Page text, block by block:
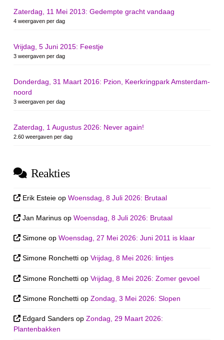
Zaterdag, 11 Mei 2013: Gedempte gracht vandaag
4 weergaven per dag
Vrijdag, 5 Juni 2015: Feestje
3 weergaven per dag
Donderdag, 31 Maart 2016: Pzion, Keerkringpark Amsterdam-
noord
3 weergaven per dag
Zaterdag, 1 Augustus 2026: Never again!
2.60 weergaven per dag
Reakties
Erik Esteie opWoensdag, 8 Juli 2026: Brutaal
Jan Marinus opWoensdag, 8 Juli 2026: Brutaal
Simone opWoensdag, 27 Mei 2026: Juni 2011 is klaar
Simone Ronchetti opVrijdag, 8 Mei 2026: lintjes
Simone Ronchetti opVrijdag, 8 Mei 2026: Zomer gevoel
Simone Ronchetti opZondag, 3 Mei 2026: Slopen
Edgard Sanders opZondag, 29 Maart 2026:
Plantenbakken